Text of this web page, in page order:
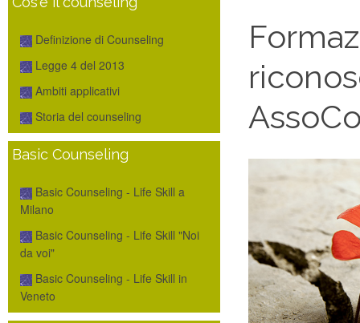
Definizione di Counseling
Legge 4 del 2013
Ambiti applicativi
Storia del counseling
Basic Counseling
Basic Counseling - Life Skill a
Milano
Basic Counseling - Life Skill "Noi
da voi"
Basic Counseling - Life Skill in
Veneto